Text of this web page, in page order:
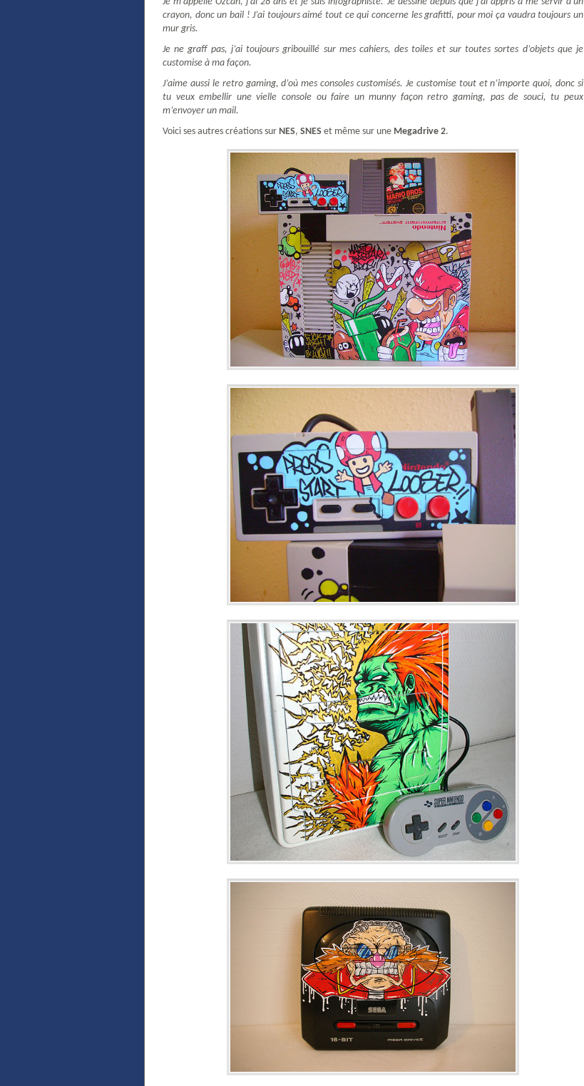
crayon, donc un bail ! J’ai toujours aimé tout ce qui concerne les grafitti, pour moi ça vaudra toujours un
mur gris.
Je ne graff pas, j’ai toujours gribouillé sur mes cahiers, des toiles et sur toutes sortes d’objets que je
customise à ma façon.
J’aime aussi le retro gaming, d’où mes consoles customisés. Je customise tout et n’importe quoi, donc si
tu veux embellir une vielle console ou faire un munny façon retro gaming, pas de souci, tu peux
m’envoyer un mail.
Voici ses autres créations sur NES, SNES et même sur une Megadrive 2.